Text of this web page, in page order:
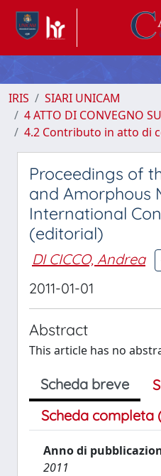
IRIS
SIARI UNICAM
4 ATTO DI CONVEGNO
4.2 Contributo in atto di
Proceedings of
and Amorphous
International
(editorial)
DI CICCO, Andrea
2011-01-01
Abstract
This article has no
Scheda breve
Scheda completa
Anno di
2011